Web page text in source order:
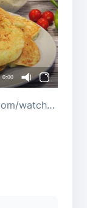
0:00
Источник: https://www.youtube.com/watch?v=Ul-FeGrpBQE